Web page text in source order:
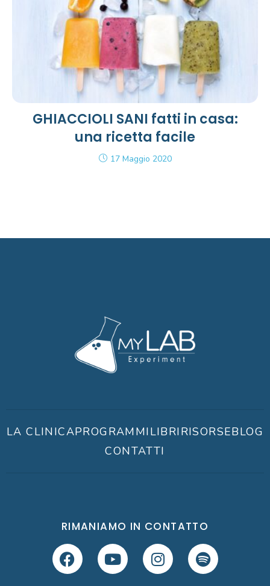
GHIACCIOLI SANI fatti in casa:
una ricetta facile
17 Maggio 2020
LA CLINICAPROGRAMMILIBRIRISORSEBLOG
CONTATTI
RIMANIAMO IN CONTATTO